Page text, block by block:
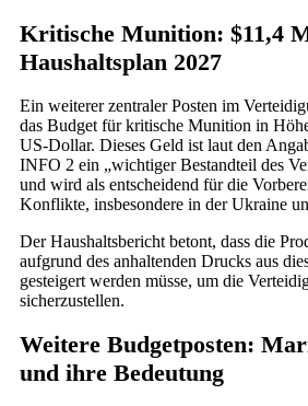
Kritische Munition: $11,4
Haushaltsplan 2027
Ein weiterer zentraler Posten im
das Budget für kritische Munition in
US-Dollar. Dieses Geld ist laut den
INFO 2 ein „wichtiger Bestandteil des
und wird als entscheidend für die
Konflikte, insbesondere in der Ukraine
Der Haushaltsbericht betont, dass die
aufgrund des anhaltenden Drucks aus
gesteigert werden müsse, um die
sicherzustellen.
Weitere Budgetposten:
und ihre Bedeutung